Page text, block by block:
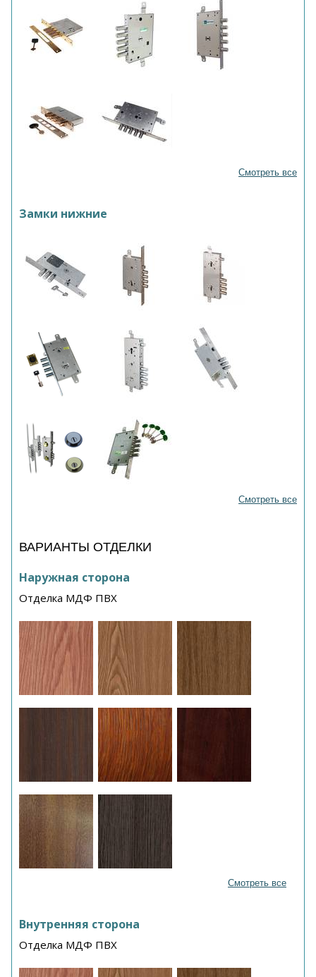
Смотреть все
Замки нижние
Смотреть все
ВАРИАНТЫ ОТДЕЛКИ
Наружная сторона
Отделка МДФ ПВХ
Смотреть все
Внутренняя сторона
Отделка МДФ ПВХ